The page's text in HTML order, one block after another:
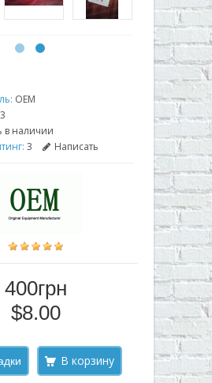
OEM
в наличии
3 Написать
400грн
$8.00